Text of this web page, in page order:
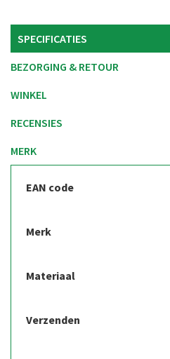
SPECIFICATIES
BEZORGING & RETOUR
WINKEL
RECENSIES
MERK
EAN code
Merk
Materiaal
Verzenden